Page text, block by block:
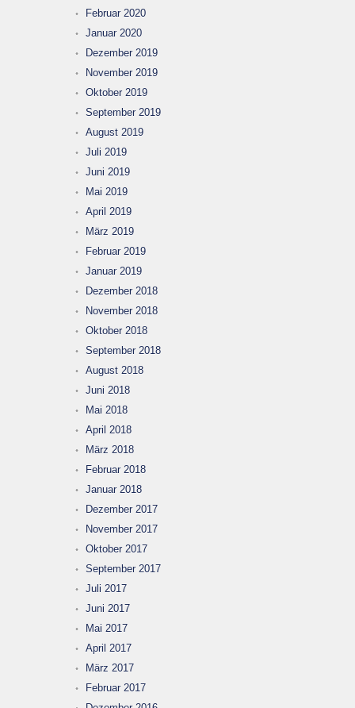
Februar 2020
Januar 2020
Dezember 2019
November 2019
Oktober 2019
September 2019
August 2019
Juli 2019
Juni 2019
Mai 2019
April 2019
März 2019
Februar 2019
Januar 2019
Dezember 2018
November 2018
Oktober 2018
September 2018
August 2018
Juni 2018
Mai 2018
April 2018
März 2018
Februar 2018
Januar 2018
Dezember 2017
November 2017
Oktober 2017
September 2017
Juli 2017
Juni 2017
Mai 2017
April 2017
März 2017
Februar 2017